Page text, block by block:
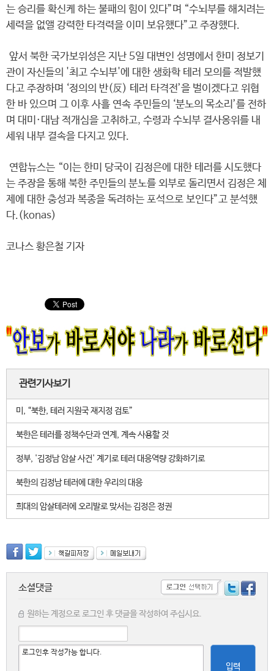
는 승리를 확신케 하는 불패의 힘이 있다”며 “수뇌부를 해치려는
세력을 없앨 강력한 타격력을 이미 보유했다”고 주장했다.
앞서 북한 국가보위성은 지난 5일 대변인 성명에서 한미 정보기
관이 자신들의 '최고 수뇌부'에 대한 생화학 테러 모의를 적발했
다고 주장하며 ‘정의의 반(反) 테러 타격전’을 벌이겠다고 위협
한 바 있으며 그 이후 사흘 연속 주민들의 ‘분노의 목소리’를 전하
며 대미·대남 적개심을 고취하고, 수령과 수뇌부 결사옹위를 내
세워 내부 결속을 다지고 있다.
연합뉴스는 “이는 한미 당국이 김정은에 대한 테러를 시도했다
는 주장을 통해 북한 주민들의 분노를 외부로 돌리면서 김정은 체
제에 대한 충성과 복종을 독려하는 포석으로 보인다”고 분석했
다.(konas)
코나스 황은철 기자
관련기사보기
미, “북한, 테러 지원국 재지정 검토”
북한은 테러를 정책수단과 연계, 계속 사용할 것
정부, '김정남 암살 사건' 계기로 테러 대응역량 강화하기로
북한의 김정남 테러에 대한 우리의 대응
희대의 암살테러에 오리발로 맞서는 김정은 정권
소셜댓글
원하는 계정으로 로그인 후 댓글을 작성하여 주십시요.
입력